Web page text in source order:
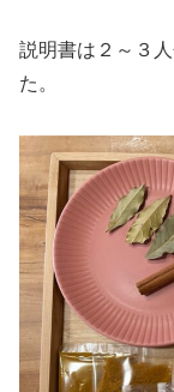
説明書は２～３
た。